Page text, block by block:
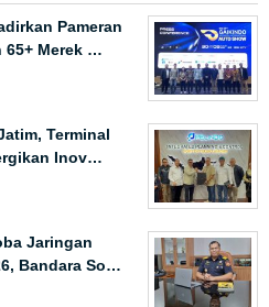
Pameran
65+ Merek …
Terminal
Inov…
Jaringan
Bandara So…